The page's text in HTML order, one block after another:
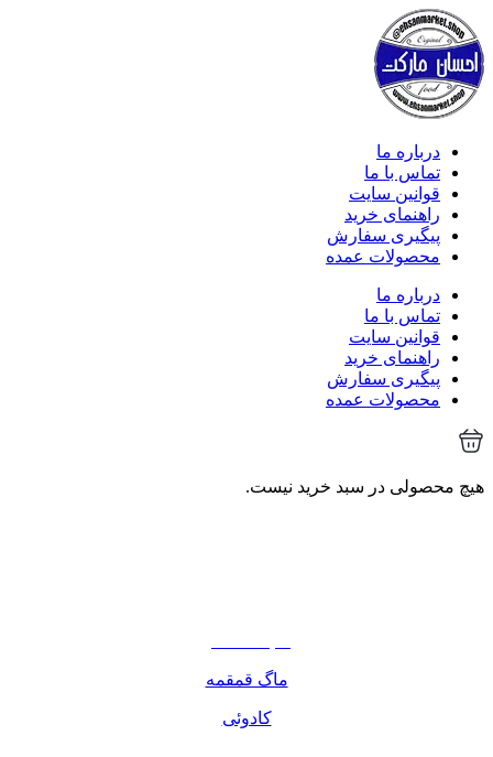
درباره ما
تماس با ما
قوانین سایت
راهنمای خرید
پیگیری سفارش
محصولات عمده
درباره ما
تماس با ما
قوانین سایت
راهنمای خرید
پیگیری سفارش
محصولات عمده
هیچ محصولی در سبد خرید نیست.
ماگ قمقمه
کادوئی